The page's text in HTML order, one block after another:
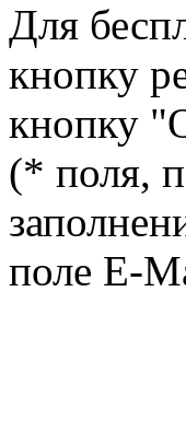
Для
кнопку
кнопку
(* поля,
поле E-